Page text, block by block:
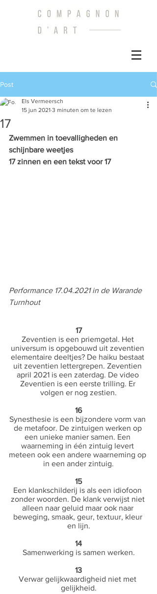
Post
17
Els Vermeersch
15 jun 2021 3 minuten om te lezen
Zwemmen in toevalligheden en
schijnbare weetjes
17 zinnen en een tekst voor 17
Performance 17.04.2021 in de Warande
Turnhout
17
Zeventien is een priemgetal. Het
universum is opgebouwd uit zeventien
elementaire deeltjes? De haiku bestaat
uit zeventien lettergrepen. Zeventien
april 2021 is een zaterdag. De video
Zeventien is een eerste trilling. Er
volgen er nog zestien.
16
Synesthesie is een bijzondere vorm van
de metafoor. De zintuigen werken op
een unieke manier samen. Een
waarneming in één zintuig levert
meteen ook een andere waarneming op
in een ander zintuig.
15
Een klankschilderij is als een idiofoon
zonder woorden. De klank verwijst niet
alleen naar geluid maar ook naar
beweging, smaak, geur, textuur, kleur
en lijn.
14
Samenwerking is samen werken.
13
Verwar gelijkwaardigheid niet met
gelijkheid.